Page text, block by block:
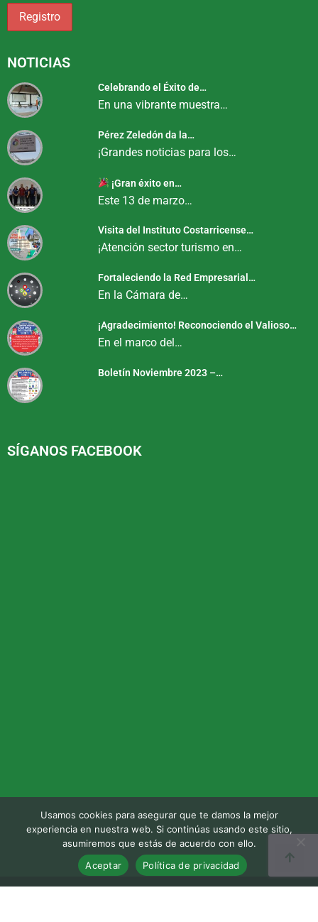
NOTICIAS
Celebrando el Éxito de…
En una vibrante muestra…
Pérez Zeledón da la…
¡Grandes noticias para los…
¡Gran éxito en…
Este 13 de marzo…
Visita del Instituto Costarricense…
¡Atención sector turismo en…
Fortaleciendo la Red Empresarial…
En la Cámara de…
¡Agradecimiento! Reconociendo el Valioso…
En el marco del…
Boletín Noviembre 2023 –…
SÍGANOS FACEBOOK
Usamos cookies para asegurar que te damos la mejor
experiencia en nuestra web. Si continúas usando este sitio,
asumiremos que estás de acuerdo con ello.
Aceptar
Política de privacidad